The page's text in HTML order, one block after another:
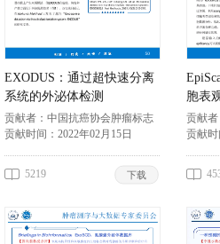
EXODUS：通过超快速分离
系统的外泌体检测
贡献者： 中国抗癌协会肿瘤标志
专业委员会
贡献时间： 2022年02月15日
5219 下载
胞表
贡献
专业
贡献